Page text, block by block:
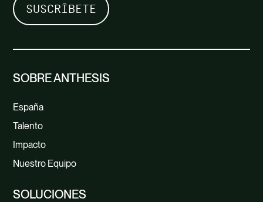
SOBRE ANTHESIS
España
Talento
Impacto
Nuestro Equipo
SOLUCIONES